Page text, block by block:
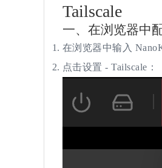
Tailscale
一、 在浏览器中
在浏览器中输入
点击设置 - Tailscale：